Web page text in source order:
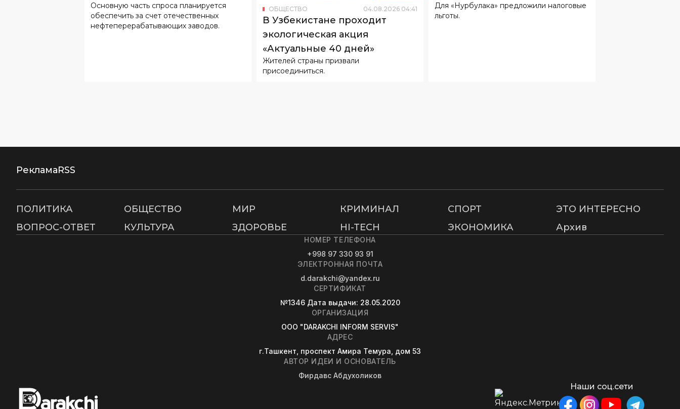
Основную часть спроса планируется
обеспечить за счет отечественных
нефтеперерабатывающих заводов.
ОБЩЕСТВО 04.08.2026 04:41
В Узбекистане проходит
экологическая акция
«Актуальные 40 дней»
Жителей страны призвали
присоединиться.
Для «Нурбулака» предложили налоговые
льготы.
РекламаRSS
ПОЛИТИКА ОБЩЕСТВО МИР КРИМИНАЛ СПОРТ
ЭТО ИНТЕРЕСНО
ВОПРОС-ОТВЕТ
КУЛЬТУРА ЗДОРОВЬЕ HI-TECH ЭКОНОМИКА Архив
НОМЕР ТЕЛЕФОНА
+998 97 330 93 91
ЭЛЕКТРОННАЯ ПОЧТА
d.darakchi@yandex.ru
СЕРТИФИКАТ
№1346 Дата выдачи: 28.05.2020
ОРГАНИЗАЦИЯ
OOO "DARAKCHI INFORM SERVIS"
АДРЕС
г.Ташкент, проспект Амира Темура, дом 53
АВТОР ИДЕИ И ОСНОВАТЕЛЬ
Фирдавс Абдухоликов
Наши соц.сети